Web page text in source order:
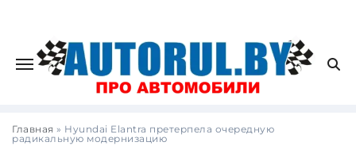
Главная » Hyundai Elantra претерпела очередную
радикальную модернизацию